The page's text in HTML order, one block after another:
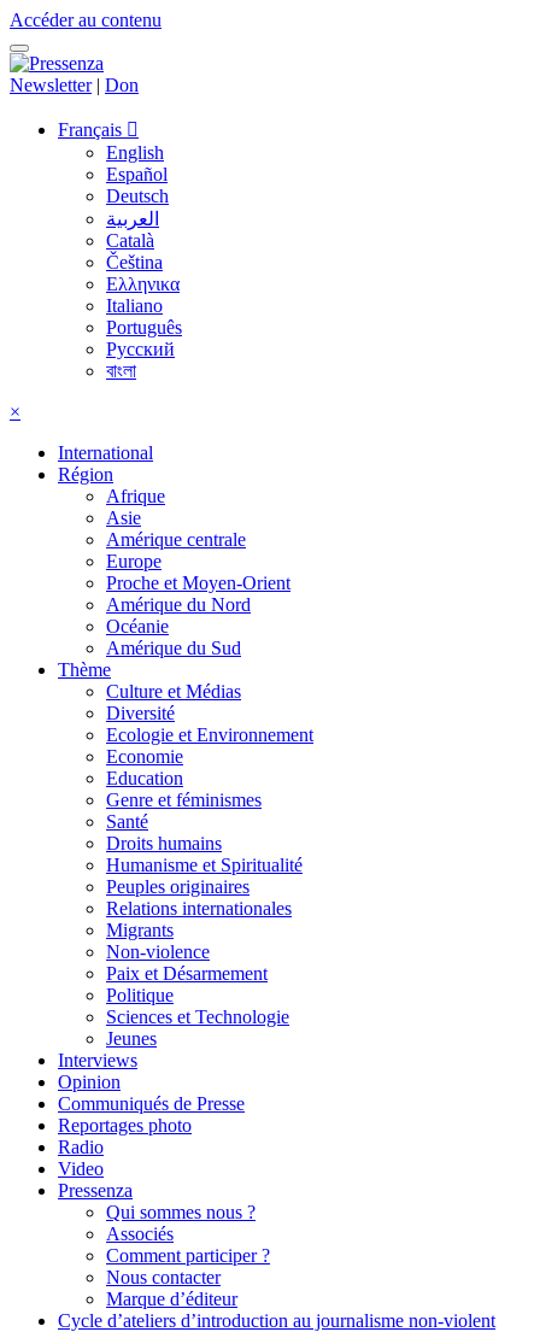
Accéder au contenu
Newsletter| Don
Français
English
Español
Deutsch
العربية
Català
Čeština
Ελληνικα
Italiano
Português
Русский
বাংলা
×
International
Région
Afrique
Asie
Amérique centrale
Europe
Proche et Moyen-Orient
Amérique du Nord
Océanie
Amérique du Sud
Thème
Culture et Médias
Diversité
Ecologie et Environnement
Economie
Education
Genre et féminismes
Santé
Droits humains
Humanisme et Spiritualité
Peuples originaires
Relations internationales
Migrants
Non-violence
Paix et Désarmement
Politique
Sciences et Technologie
Jeunes
Interviews
Opinion
Communiqués de Presse
Reportages photo
Radio
Video
Pressenza
Qui sommes nous ?
Associés
Comment participer ?
Nous contacter
Marque d’éditeur
Cycle d’ateliers d’introduction au journalisme non-violent